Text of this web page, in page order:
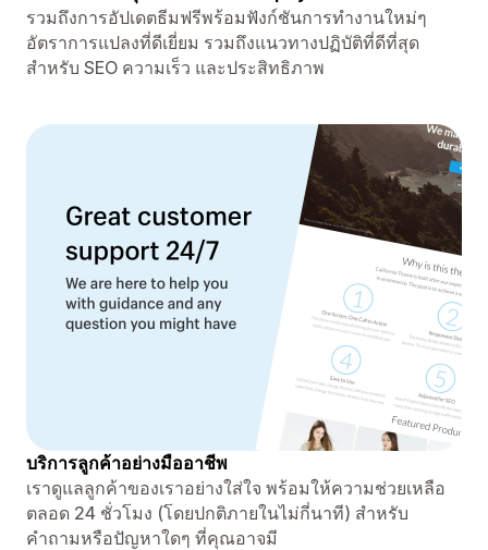
รวมถึงการอัปเดตธีมฟรีพร้อมฟังก์ชันการทำงานใหม่ๆ
อัตราการแปลงที่ดีเยี่ยม รวมถึงแนวทางปฏิบัติที่ดีที่สุด
สำหรับ SEO ความเร็ว และประสิทธิภาพ
บริการลูกค้าอย่างมืออาชีพ
เราดูแลลูกค้าของเราอย่างใส่ใจ พร้อมให้ความช่วยเหลือ
ตลอด 24 ชั่วโมง (โดยปกติภายในไม่กี่นาที) สำหรับ
คำถามหรือปัญหาใดๆ ที่คุณอาจมี